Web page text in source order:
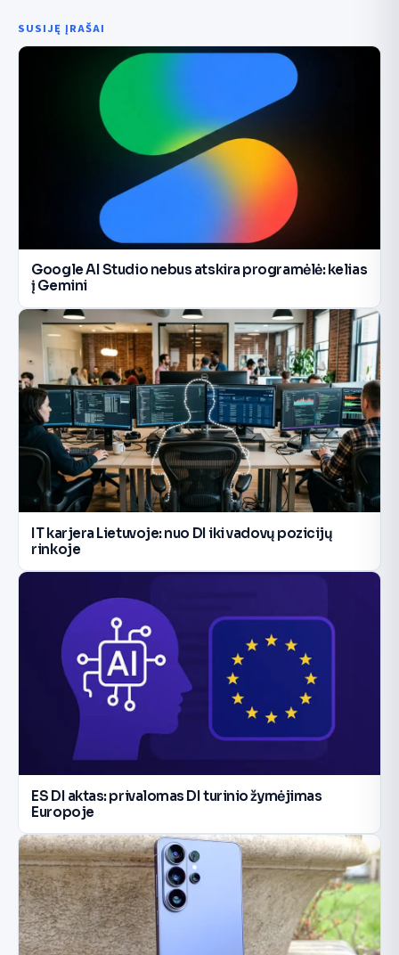
SUSIJĘ ĮRAŠAI
Google AI Studio nebus atskira programėlė: kelias
į Gemini
IT karjera Lietuvoje: nuo DI iki vadovų pozicijų
rinkoje
ES DI aktas: privalomas DI turinio žymėjimas
Europoje